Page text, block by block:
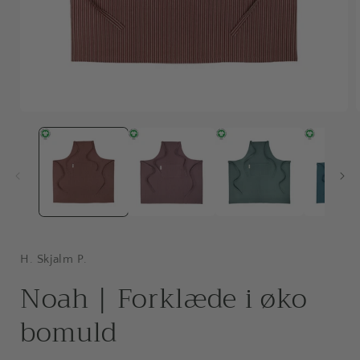
mediet
H. Skjalm P.
Noah | Forklæde i øko
bomuld